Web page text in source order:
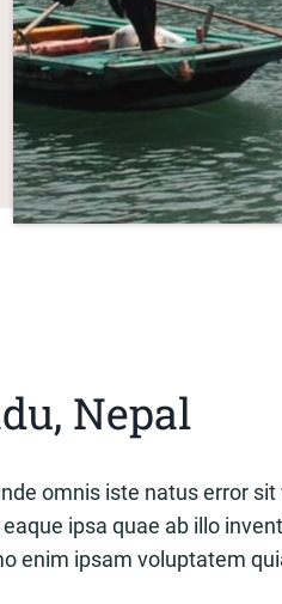
Nepal
omnis iste natus error
ipsa quae ab illo
enim ipsam voluptatem